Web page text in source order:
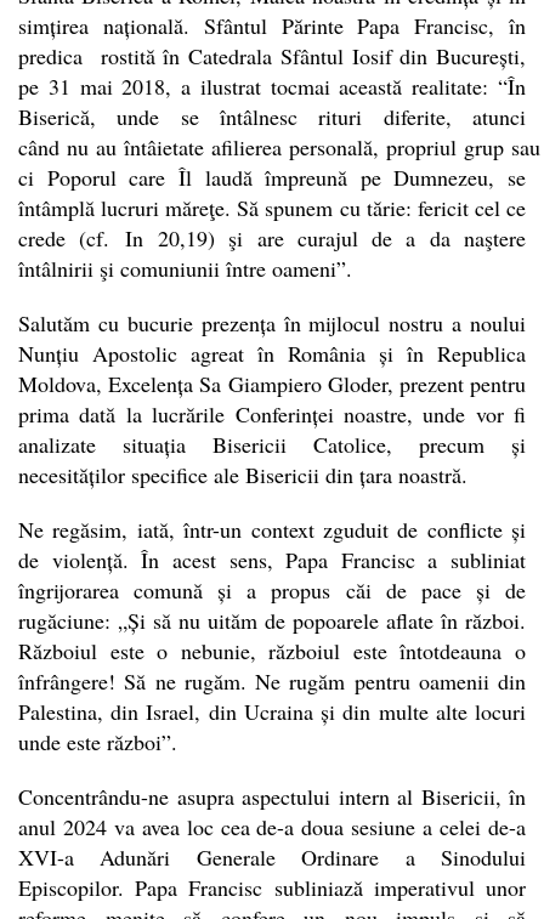
simțirea națională. Sfântul Părinte Papa Francisc, în
predica rostită în Catedrala Sfântul Iosif din București,
pe 31 mai 2018, a ilustrat tocmai această realitate: “În
Biserică, unde se întâlnesc rituri diferite, atunci
când nu au întâietate afilierea personală, propriul grup
ci Poporul care Îl laudă împreună pe Dumnezeu, se
întâmplă lucruri măreţe. Să spunem cu tărie: fericit cel ce
crede (cf. In 20,19) şi are curajul de a da naştere
întâlnirii şi comuniunii între oameni”.
Salutăm cu bucurie prezența în mijlocul nostru a noului
Nunțiu Apostolic agreat în România și în Republica
Moldova, Excelența Sa Giampiero Gloder, prezent pentru
prima dată la lucrările Conferinței noastre, unde vor fi
analizate situația Bisericii Catolice, precum și
necesităților specifice ale Bisericii din țara noastră.
Ne regăsim, iată, într-un context zguduit de conflicte și
de violență. În acest sens, Papa Francisc a subliniat
îngrijorarea comună și a propus căi de pace și de
rugăciune: „Și să nu uităm de popoarele aflate în război.
Războiul este o nebunie, războiul este întotdeauna o
înfrângere! Să ne rugăm. Ne rugăm pentru oamenii din
Palestina, din Israel, din Ucraina și din multe alte locuri
unde este război”.
Concentrându-ne asupra aspectului intern al Bisericii, în
anul 2024 va avea loc cea de-a doua sesiune a celei de-a
XVI-a Adunări Generale Ordinare a Sinodului
Episcopilor. Papa Francisc subliniază imperativul unor